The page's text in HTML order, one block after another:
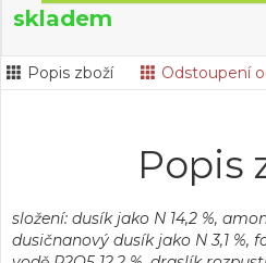
skladem
Popis zboží Odstoupení
Popis
složení: dusík jako N 14,2 %,
dusičnanový dusík jako N 3,1 %,